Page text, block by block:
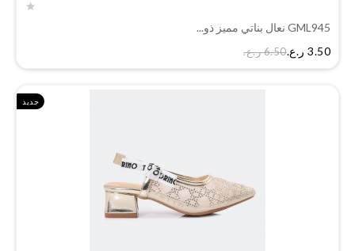
GML945 نعال بناتي مميز ذو...
3.50 ر.ع.‏
6.50 ر.ع.‏
جديد